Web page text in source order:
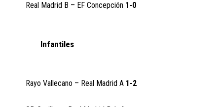
Real Madrid B – EF Concepción 1-0
Infantiles
Rayo Vallecano – Real Madrid A 1-2